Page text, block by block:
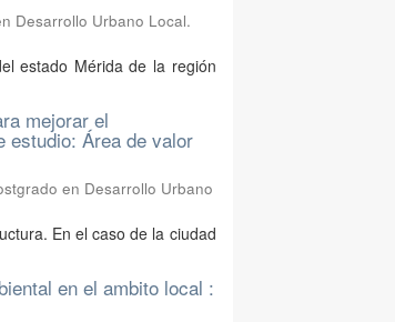
Desarrollo Urbano Local.
estado Mérida de la región
mejorar el
estudio: Área de valor
en Desarrollo Urbano
En el caso de la ciudad
en el ambito local :